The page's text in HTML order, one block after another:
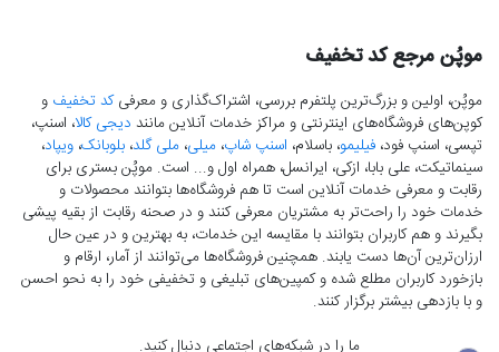
موپُن مرجع کد تخفیف
موپُن، اولین و بزرگ‌ترین پلتفرم بررسی، اشتراک‌گذاری و معرفیکد تخفیف و
کوپن‌های فروشگاه‌های اینترنتی و مراکز خدمات آنلاین مانند دیجی کالا، اسنپ،
تپسی، اسنپ فود، فیلیمو، باسلام، اسنپ شاپ، میلی، ملی گلد، بلوبانک، ویپاد،
سینماتیکت، علی بابا، ازکی، ایرانسل، همراه اول و... است. موپُن بستری برای
رقابت و معرفی خدمات آنلاین است تا هم فروشگاه‌ها بتوانند محصولات و
خدمات خود را راحت‌تر به مشتریان معرفی کنند و در صحنه رقابت از بقیه پیشی
بگیرند و هم کاربران بتوانند با مقایسه این خدمات، به بهترین و در عین حال
ارزان‌ترین آن‌ها دست‌ یابند. همچنین فروشگاه‌ها می‌توانند از آمار، ارقام و
بازخورد کاربران مطلع شده و کمپین‌های تبلیغی و تخفیفی خود را به نحو احسن
و با بازدهی بیشتر برگزار کنند.
ما را در شبکه‌های اجتماعی دنبال کنید.